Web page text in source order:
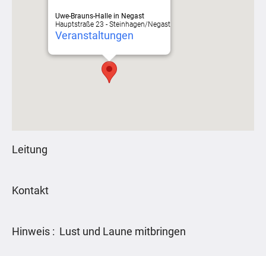
Uwe-Brauns-Halle in Negast
Hauptstraße 23 - Steinhagen/Negast
Veranstaltungen
Leitung
Kontakt
Hinweis : Lust und Laune mitbringen